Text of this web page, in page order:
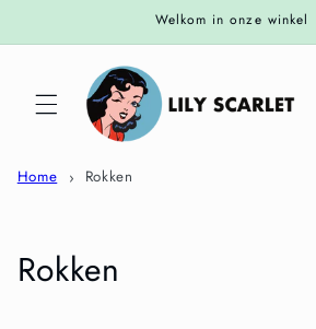
content
Welkom in onze winkel
Home Rokken
C
Rokken